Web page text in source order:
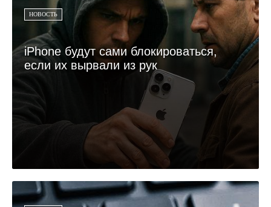
НОВОСТЬ
iPhone будут сами блокироваться,
если их вырвали из рук